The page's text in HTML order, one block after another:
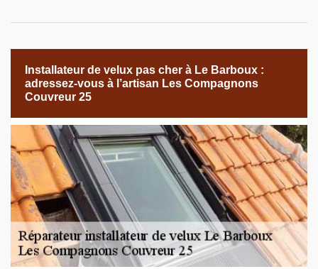
Installateur de velux pas cher à Le Barboux :
adressez-vous à l’artisan Les Compagnons
Couvreur 25